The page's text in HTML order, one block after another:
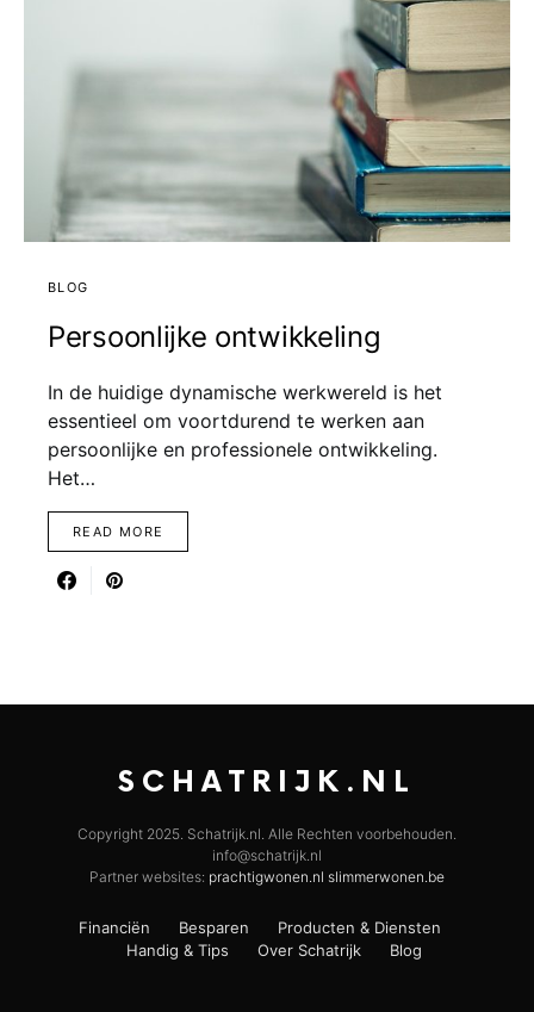
BLOG
Persoonlijke ontwikkeling
In de huidige dynamische werkwereld is het
essentieel om voortdurend te werken aan
persoonlijke en professionele ontwikkeling.
Het…
READ MORE
SCHATRIJK.NL
Copyright 2025. Schatrijk.nl. Alle Rechten voorbehouden.
info@schatrijk.nl
Partner websites: prachtigwonen.nl slimmerwonen.be
Financiën Besparen
Producten & Diensten
Handig & Tips
Over Schatrijk Blog